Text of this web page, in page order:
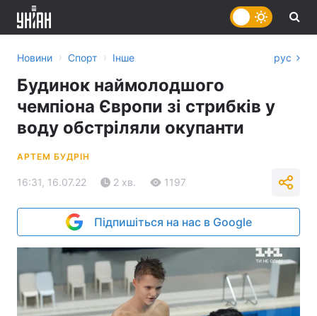
Новини › Спорт › Інше рус
Будинок наймолодшого
чемпіона Європи зі стрибків у
воду обстріляли окупанти
АРТЕМ БУДРІН
16:31, 16.07.22 2 хв. 1197
Підпишіться на нас в Google